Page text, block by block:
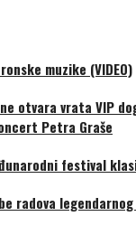
muzike (VIDEO)
otvara vrata VIP
Petra Graše
festival
radova